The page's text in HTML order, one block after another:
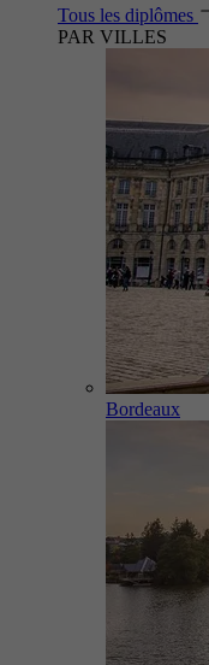
Tous les diplômes
PAR VILLES
Bordeaux